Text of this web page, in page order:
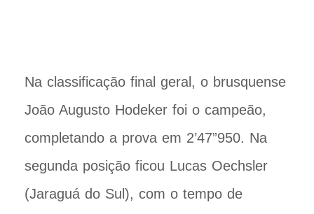
Na classificação final geral, o brusquense
João Augusto Hodeker foi o campeão,
completando a prova em 2’47”950. Na
segunda posição ficou Lucas Oechsler
(Jaraguá do Sul), com o tempo de